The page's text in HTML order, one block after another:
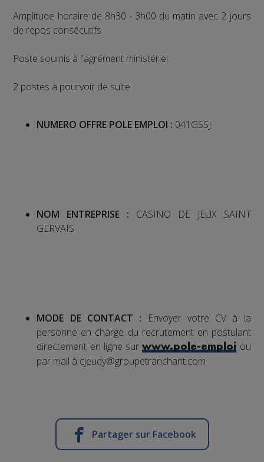
Amplitude horaire de 8h30 - 3h00 du matin avec 2 jours
de repos consécutifs
Poste soumis à l'agrément ministériel.
2 postes à pourvoir de suite.
NUMERO OFFRE POLE EMPLOI : 041GSSJ
NOM ENTREPRISE : CASINO DE JEUX SAINT
GERVAIS
MODE DE CONTACT :
Envoyer votre CV à la
personne en charge du recrutement en postulant
directement en ligne surwww.pole-emploi ou
par mail à cjeudy@groupetranchant.com
Partager sur Facebook